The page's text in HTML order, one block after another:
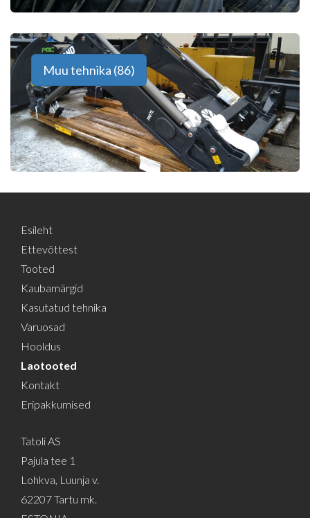
Muu tehnika (86)
Esileht
Ettevõttest
Tooted
Kaubamärgid
Kasutatud tehnika
Varuosad
Hooldus
Laotooted
Kontakt
Eripakkumised
Tatoli AS
Pajula tee 1
Lohkva, Luunja v.
62207 Tartu mk.